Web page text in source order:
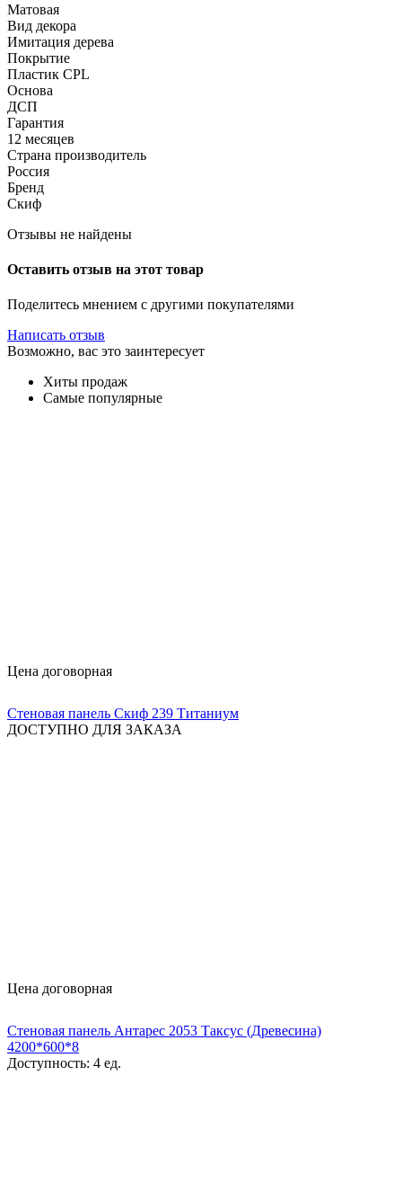
Матовая
Вид декора
Имитация дерева
Покрытие
Пластик CPL
Основа
ДСП
Гарантия
12 месяцев
Страна производитель
Россия
Бренд
Скиф
Отзывы не найдены
Оставить отзыв на этот товар
Поделитесь мнением с другими покупателями
Написать отзыв
Возможно, вас это заинтересует
Хиты продаж
Самые популярные
Цена договорная
Стеновая панель Скиф 239 Титаниум
ДОСТУПНО ДЛЯ ЗАКАЗА
Цена договорная
Стеновая панель Антарес 2053 Таксус (Древесина)
4200*600*8
Доступность: 4 ед.